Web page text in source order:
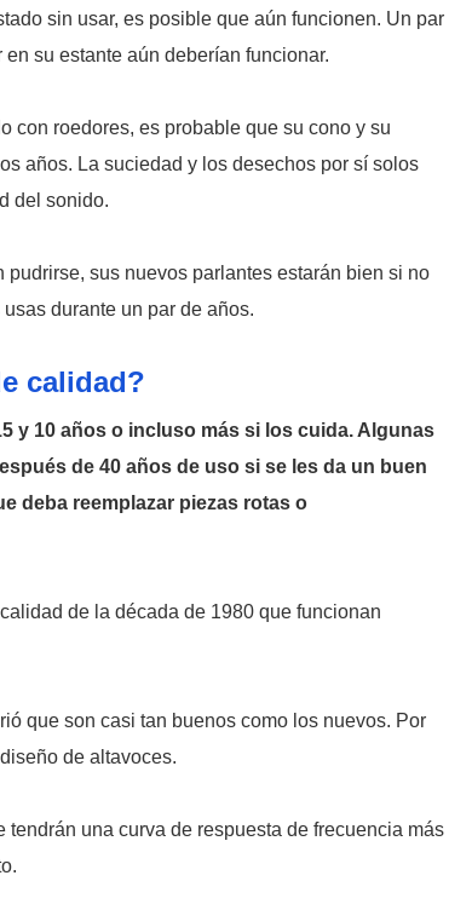
sin usar, es posible que aún funcionen. Un par
su estante aún deberían funcionar.
con roedores, es probable que su cono y su
años. La suciedad y los desechos por sí solos
del sonido.
sus nuevos parlantes estarán bien si no
durante un par de años.
calidad?
y 10 años o incluso más si los cuida. Algunas
de 40 años de uso si se les da un buen
deba reemplazar piezas rotas o
de la década de 1980 que funcionan
que son casi tan buenos como los nuevos. Por
de altavoces.
una curva de respuesta de frecuencia más